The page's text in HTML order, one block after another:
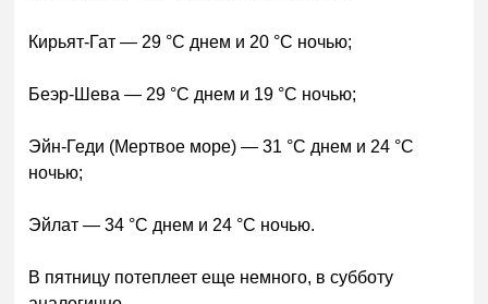
Кирьят-Гат — 29 °C днем и 20 °C ночью;
Беэр-Шева — 29 °C днем и 19 °C ночью;
Эйн-Геди (Мертвое море) — 31 °C днем и 24 °C
ночью;
Эйлат — 34 °C днем и 24 °C ночью.
В пятницу потеплеет еще немного, в субботу